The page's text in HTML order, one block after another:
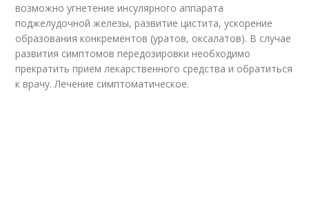
возможно угнетение инсулярного аппарата
поджелудочной железы, развитие цистита, ускорение
образования конкрементов (уратов, оксалатов). В случае
развития симптомов передозировки необходимо
прекратить прием лекарственного средства и обратиться
к врачу. Лечение симптоматическое.